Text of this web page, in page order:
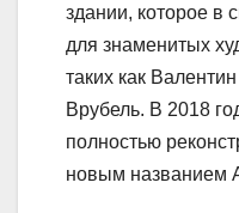
здании, которое в
для знаменитых
таких как
Врубель. В 2018
полностью
новым названием